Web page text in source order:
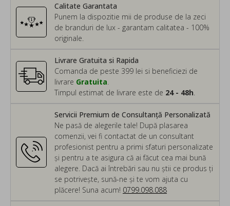
Calitate Garantata
Punem la dispozitie mii de produse de la zeci
de branduri de lux - garantam calitatea - 100%
originale.
Servicii Premium de Consultanță Personalizată
Ne pasă de alegerile tale! După plasarea
comenzii, vei fi contactat de un consultant
profesionist pentru a primi sfaturi personalizate
și pentru a te asigura că ai făcut cea mai bună
alegere. Dacă ai întrebări sau nu știi ce produs ți
se potrivește, sună-ne și te vom ajuta cu
plăcere! Suna acum! 0799.098.088
Livrare Gratuita si Rapida
Comanda de peste 399 lei si beneficiezi de
livrare Gratuita
Timpul estimat de livrare este de 24 - 48h